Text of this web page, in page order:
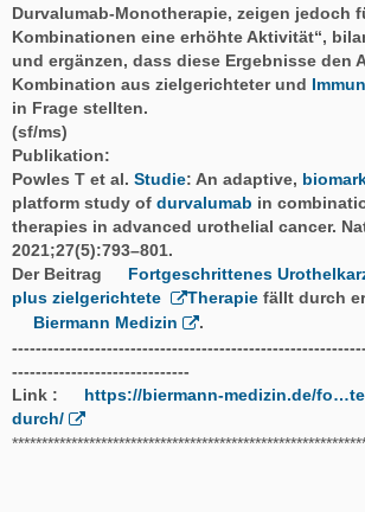
Durvalumab-Monotherapie, zeigen jedoch
Kombinationen eine erhöhte Aktivität“,
und ergänzen, dass diese Ergebnisse den
Kombination aus zielgerichteter und
in Frage stellten.
(sf/ms)
Publikation:
Powles T et al. Studie: An adaptive,
platform study of durvalumab in
therapies in advanced urothelial cancer.
2021;27(5):793–801.
Der Beitrag
Fortgeschrittenes
plus zielgerichtete
Therapie fällt durch
Biermann Medizin
.
------------------------------
Link :
https://biermann-medizin.de/
durch/